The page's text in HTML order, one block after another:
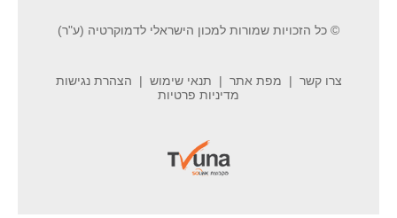
© כל הזכויות שמורות למכון הישראלי לדמוקרטיה (ע"ר)
צרו קשר מפת אתר תנאי שימוש
הצהרת נגישות
מדיניות פרטיות